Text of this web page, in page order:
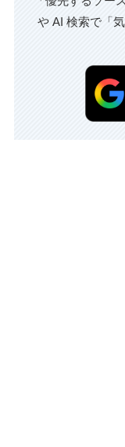
や AI 検索で「